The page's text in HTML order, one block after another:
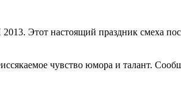
Этот настоящий праздник
чувство юмора и талант.